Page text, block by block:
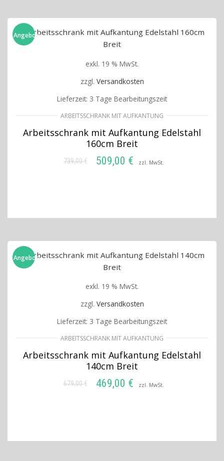
Angebot!
exkl. 19 % MwSt.
zzgl. Versandkosten
Lieferzeit: 3 Tage Bearbeitungszeit
ARBEITSSCHRANK MIT AUFKANTUNG
Arbeitsschrank mit Aufkantung Edelstahl
160cm Breit
739,00€
Ursprünglicher
509,00 €
Aktueller
zzl. MwSt.
Angebot!
exkl. 19 % MwSt.
zzgl. Versandkosten
Lieferzeit: 3 Tage Bearbeitungszeit
ARBEITSSCHRANK MIT AUFKANTUNG
Arbeitsschrank mit Aufkantung Edelstahl
140cm Breit
679,00€
Ursprünglicher
469,00 €
Aktueller
zzl. MwSt.